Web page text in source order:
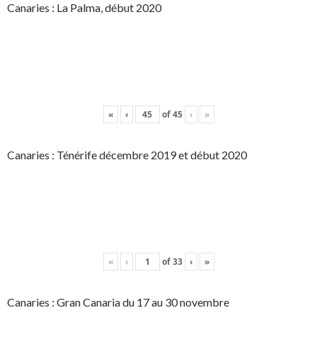
Canaries : La Palma, début 2020
« ‹ of45 › »
Canaries : Ténérife décembre 2019 et début 2020
« ‹ of33 › »
Canaries : Gran Canaria du 17 au 30 novembre